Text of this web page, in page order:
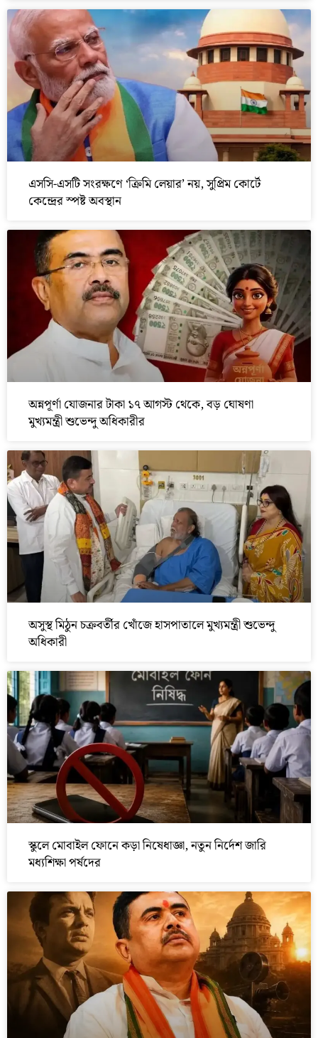
এসসি-এসটি সংরক্ষণে ‘ক্রিমি লেয়ার’ নয়, সুপ্রিম কোর্টে
কেন্দ্রের স্পষ্ট অবস্থান
অন্নপূর্ণা যোজনার টাকা ১৭ আগস্ট থেকে, বড় ঘোষণা
মুখ্যমন্ত্রী শুভেন্দু অধিকারীর
অসুস্থ মিঠুন চক্রবর্তীর খোঁজে হাসপাতালে মুখ্যমন্ত্রী শুভেন্দু
অধিকারী
স্কুলে মোবাইল ফোনে কড়া নিষেধাজ্ঞা, নতুন নির্দেশ জারি
মধ্যশিক্ষা পর্ষদের